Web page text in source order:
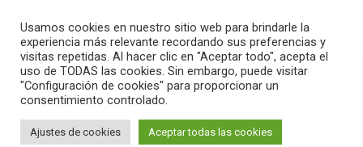
search menu pause PLAY
julio 15, 2020
Compromís pide cambiar el nombre a
la Avenida Rey Juan Carlos I
Usamos cookies en nuestro sitio web para brindarle la
experiencia más relevante recordando sus preferencias y
visitas repetidas. Al hacer clic en "Aceptar todo", acepta el
uso de TODAS las cookies. Sin embargo, puede visitar
"Configuración de cookies" para proporcionar un
consentimiento controlado.
Ajustes de cookies Aceptar todas las cookies